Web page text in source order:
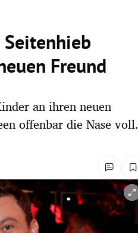
Freund
an ihren neuen
offenbar die Nase voll.